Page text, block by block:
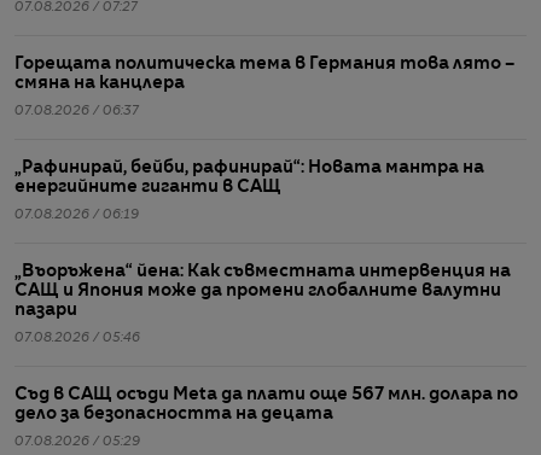
07.08.2026 / 07:27
Горещата политическа тема в Германия това лято –
смяна на канцлера
07.08.2026 / 06:37
„Рафинирай, бейби, рафинирай“: Новата мантра на
енергийните гиганти в САЩ
07.08.2026 / 06:19
„Въоръжена“ йена: Как съвместната интервенция на
САЩ и Япония може да промени глобалните валутни
пазари
07.08.2026 / 05:46
Съд в САЩ осъди Meta да плати още 567 млн. долара по
дело за безопасността на децата
07.08.2026 / 05:29